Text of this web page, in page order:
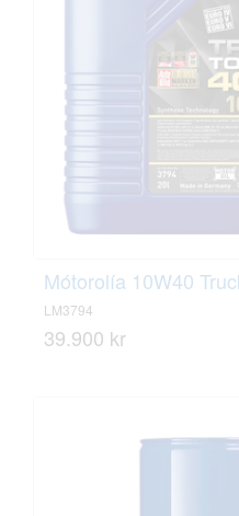
Mótorolía 10W40
LM3794
39.900 kr